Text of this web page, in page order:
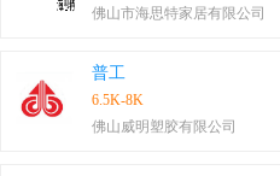
佛山市海思特家居有限公司
普工
6.5K-8K
佛山威明塑胶有限公司